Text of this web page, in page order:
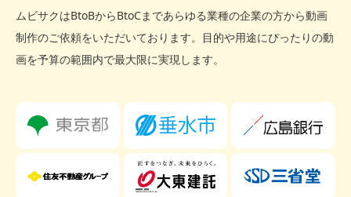
ムビサクはBtoBからBtoCまであらゆる業種の企業の方から動画
制作のご依頼をいただいております。
目的や用途にぴったりの動
画を予算の範囲内で最大限に実現します。